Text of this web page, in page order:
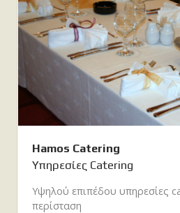
Hamos Catering
Υπηρεσίες Catering
Υψηλού επιπέδου υπηρεσίες
περίσταση